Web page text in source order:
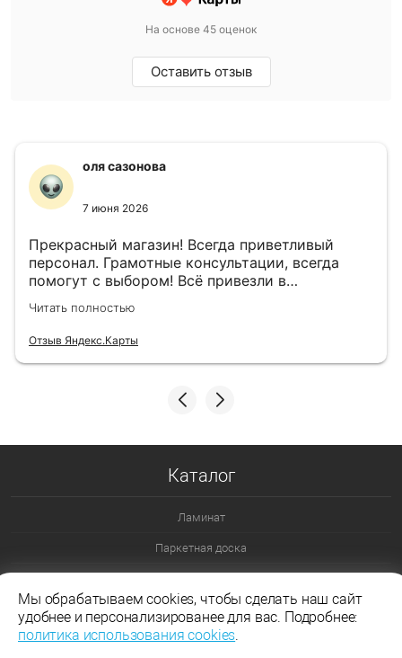
На основе 45 оценок
Оставить отзыв
оля сазонова
7 июня 2026
Прекрасный магазин! Всегда приветливый
персонал. Грамотные консультации, всегда
помогут с выбором! Всё привезли в
назначенный день!
Читать полностью
Отзыв Яндекс.Карты
Каталог
Ламинат
Паркетная доска
Ламинат 33 класс
Ламинат Эггер
Мы обрабатываем cookies, чтобы сделать наш сайт
удобнее и персонализированее для вас. Подробнее:
политика использования cookies.